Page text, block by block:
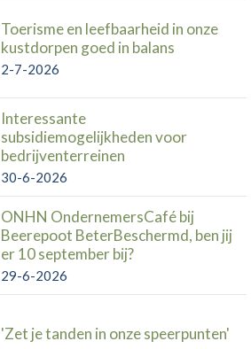
Toerisme en leefbaarheid in onze
kustdorpen goed in balans
2-7-2026
Interessante
subsidiemogelijkheden voor
bedrijventerreinen
30-6-2026
ONHN OndernemersCafé bij
Beerepoot BeterBeschermd, ben jij
er 10 september bij?
29-6-2026
'Zet je tanden in onze speerpunten'